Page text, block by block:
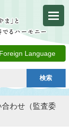
Foreign Language
わせ（監査委